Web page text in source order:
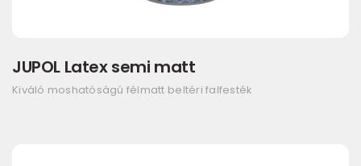
JUPOL Latex semi matt
Kiváló moshatóságú félmatt beltéri falfesték